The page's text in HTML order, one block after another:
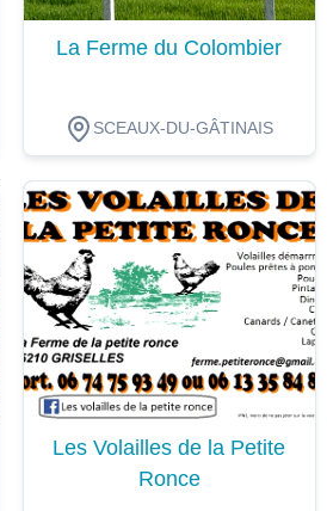
La Ferme du Colombier
SCEAUX-DU-GÂTINAIS
Dégustation
Les Volailles de la Petite
Ronce